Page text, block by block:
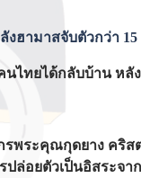
ฮามาสจับตัวกว่า 15
ไทยได้กลับบ้าน หลั
รพระคุณกุดยาง คริ
รปล่อยตัวเป็นอิสระ